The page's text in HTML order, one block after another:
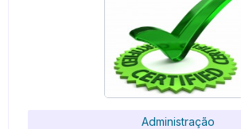
Administração